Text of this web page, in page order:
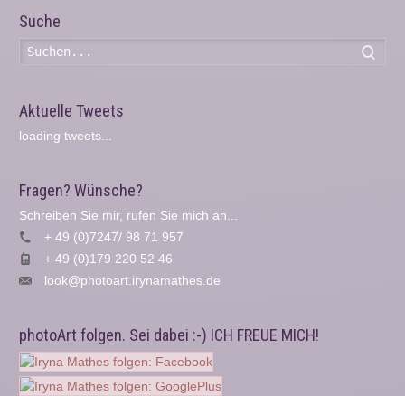
Suche
Aktuelle Tweets
loading tweets...
Fragen? Wünsche?
Schreiben Sie mir, rufen Sie mich an...
+ 49 (0)7247/ 98 71 957
+ 49 (0)179 220 52 46
look@photoart.irynamathes.de
photoArt folgen. Sei dabei :-) ICH FREUE MICH!